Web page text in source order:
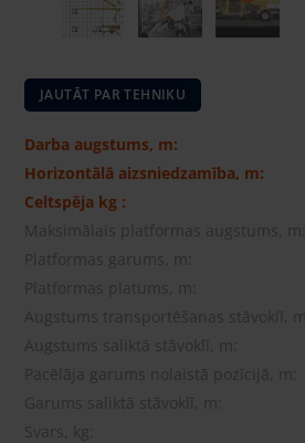
JAUTĀT PAR TEHNIKU
Darba augstums, m:
Horizontālā aizsniedzamība, m:
Celtspēja kg :
Maksimālais platformas augstums, m:
Platformas garums, m:
Platformas platums, m:
Augstums transportēšanas stāvoklī, m:
Augstums saliktā stāvoklī, m:
Pacēlāja garums nolaistā pozīcijā, m:
Garums saliktā stāvoklī, m:
Svars, kg: